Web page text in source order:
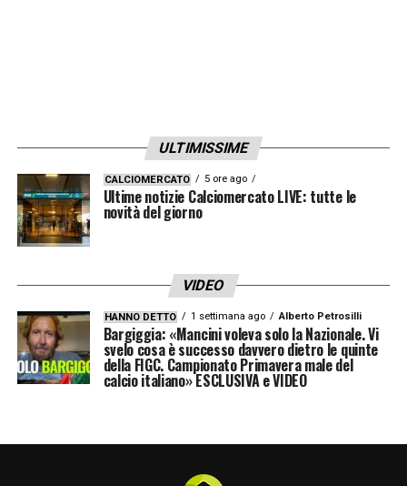
ULTIMISSIME
CALCIOMERCATO 5 ore ago
Ultime notizie Calciomercato LIVE: tutte le
novità del giorno
VIDEO
HANNO DETTO 1 settimana ago Alberto Petrosilli
Bargiggia: «Mancini voleva solo la Nazionale. Vi
svelo cosa è successo davvero dietro le quinte
della FIGC. Campionato Primavera male del
calcio italiano» ESCLUSIVA e VIDEO